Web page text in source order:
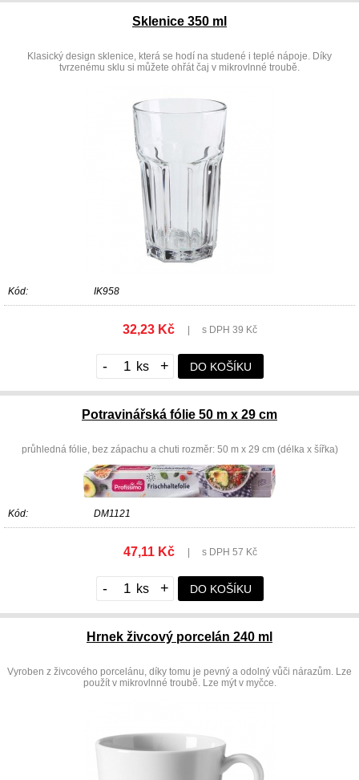
Sklenice 350 ml
Klasický design sklenice, která se hodí na studené i teplé nápoje. Díky
tvrzenému sklu si můžete ohřát čaj v mikrovlnné troubě.
Kód: IK958
32,23 Kč s DPH 39 Kč
- + DO KOŠÍKU
Potravinářská fólie 50 m x 29 cm
průhledná fólie, bez zápachu a chuti rozměr: 50 m x 29 cm (délka x šířka)
Kód: DM1121
47,11 Kč s DPH 57 Kč
- + DO KOŠÍKU
Hrnek živcový porcelán 240 ml
Vyroben z živcového porcelánu, díky tomu je pevný a odolný vůči nárazům. Lze
použít v mikrovlnné troubě. Lze mýt v myčce.